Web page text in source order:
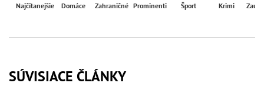
Najčítanejšie Domáce Zahraničné Prominenti Šport Krimi
SÚVISIACE ČLÁNKY